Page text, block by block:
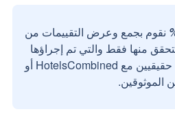
نقوم بجمع وعرض التقييمات من
منها فقط والتي تم إجراؤها
بواسطة مستخدمين حقيقيين مع HotelsCombined أو
الموثوقين.